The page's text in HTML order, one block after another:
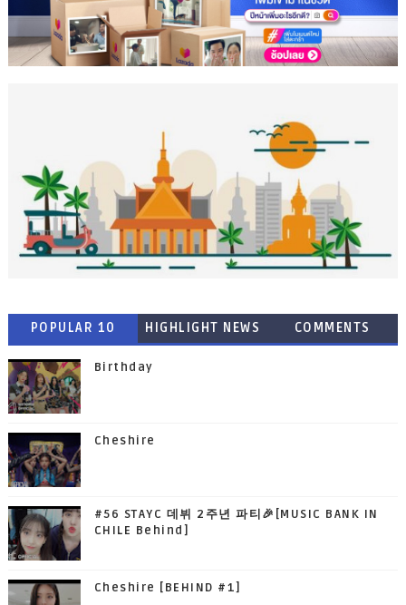
POPULAR 10 HIGHLIGHT NEWS COMMENTS
Birthday
Cheshire
#56 STAYC 데뷔 2주년 파티🎉[MUSIC BANK IN
CHILE Behind]
Cheshire [BEHIND #1]